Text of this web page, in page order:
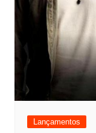
Lançamentos